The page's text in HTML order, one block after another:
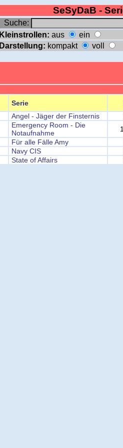
SeSyDaB -
Suche:
Kleinstrollen: aus ein
Darstellung: kompakt voll
Serie
Angel - Jäger der Finsternis
Emergency Room - Die
Notaufnahme
Für alle Fälle Amy
Navy CIS
State of Affairs